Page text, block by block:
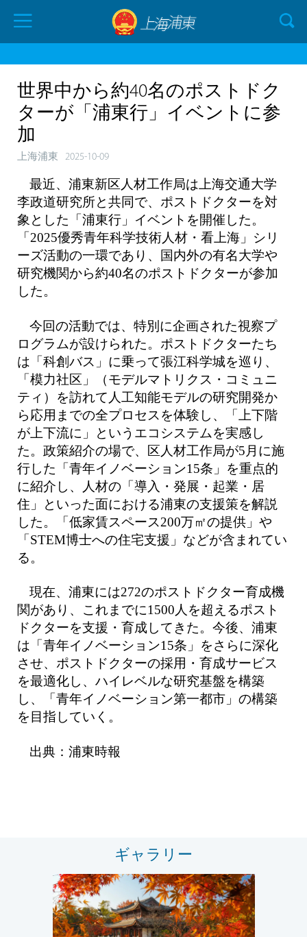
世界中から約40名のポストドク
ターが「浦東行」イベントに参
加
上海浦東 2025-10-09
最近、浦東新区人材工作局は上海交通大学
李政道研究所と共同で、ポストドクターを対
象とした「浦東行」イベントを開催した。
「2025優秀青年科学技術人材・看上海」シリ
ーズ活動の一環であり、国内外の有名大学や
研究機関から約40名のポストドクターが参加
した。
今回の活動では、特別に企画された視察プ
ログラムが設けられた。ポストドクターたち
は「科創バス」に乗って張江科学城を巡り、
「模力社区」（モデルマトリクス・コミュニ
ティ）を訪れて人工知能モデルの研究開発か
ら応用までの全プロセスを体験し、「上下階
が上下流に」というエコシステムを実感し
た。政策紹介の場で、区人材工作局が5月に施
行した「青年イノベーション15条」を重点的
に紹介し、人材の「導入・発展・起業・居
住」といった面における浦東の支援策を解説
した。「低家賃スペース200万㎡の提供」や
「STEM博士への住宅支援」などが含まれてい
る。
現在、浦東には272のポストドクター育成機
関があり、これまでに1500人を超えるポスト
ドクターを支援・育成してきた。今後、浦東
は「青年イノベーション15条」をさらに深化
させ、ポストドクターの採用・育成サービス
を最適化し、ハイレベルな研究基盤を構築
し、「青年イノベーション第一都市」の構築
を目指していく。
出典：浦東時報
ギャラリー